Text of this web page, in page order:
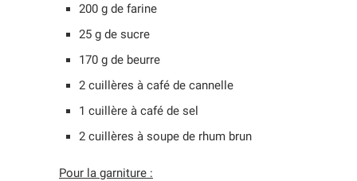
200 g de farine
25 g de sucre
170 g de beurre
2 cuillères à café de cannelle
1 cuillère à café de sel
2 cuillères à soupe de rhum brun
Pour la garniture :